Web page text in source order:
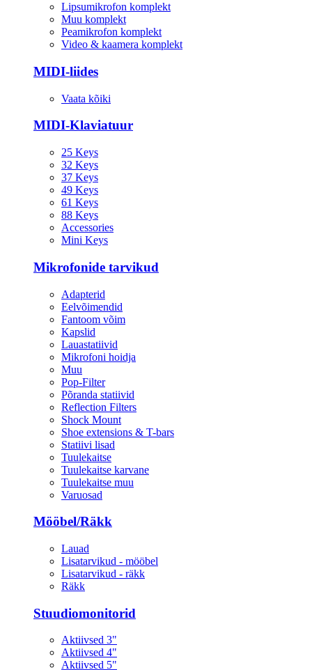
Lipsumikrofon komplekt
Muu komplekt
Peamikrofon komplekt
Video & kaamera komplekt
MIDI-liides
Vaata kõiki
MIDI-Klaviatuur
25 Keys
32 Keys
37 Keys
49 Keys
61 Keys
88 Keys
Accessories
Mini Keys
Mikrofonide tarvikud
Adapterid
Eelvõimendid
Fantoom võim
Kapslid
Lauastatiivid
Mikrofoni hoidja
Muu
Pop-Filter
Põranda statiivid
Reflection Filters
Shock Mount
Shoe extensions & T-bars
Statiivi lisad
Tuulekaitse
Tuulekaitse karvane
Tuulekaitse muu
Varuosad
Mööbel/Räkk
Lauad
Lisatarvikud - mööbel
Lisatarvikud - räkk
Räkk
Stuudiomonitorid
Aktiivsed 3"
Aktiivsed 4"
Aktiivsed 5"